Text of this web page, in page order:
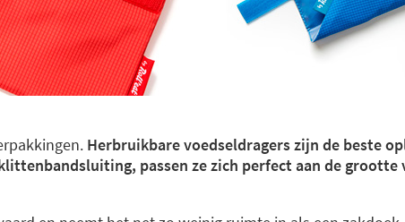
Herbruikbare voedseldragers zijn de beste
passen ze zich perfect aan de grootte